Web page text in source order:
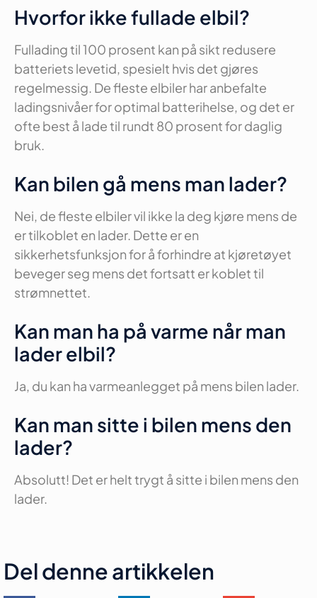
Hvorfor ikke fullade elbil?
Fullading til 100 prosent kan på sikt redusere
batteriets levetid, spesielt hvis det gjøres
regelmessig. De fleste elbiler har anbefalte
ladingsnivåer for optimal batterihelse, og det er
ofte best å lade til rundt 80 prosent for daglig
bruk.
Kan bilen gå mens man lader?
Nei, de fleste elbiler vil ikke la deg kjøre mens de
er tilkoblet en lader. Dette er en
sikkerhetsfunksjon for å forhindre at kjøretøyet
beveger seg mens det fortsatt er koblet til
strømnettet.
Kan man ha på varme når man
lader elbil?
Ja, du kan ha varmeanlegget på mens bilen lader.
Kan man sitte i bilen mens den
lader?
Absolutt! Det er helt trygt å sitte i bilen mens den
lader.
Del denne artikkelen